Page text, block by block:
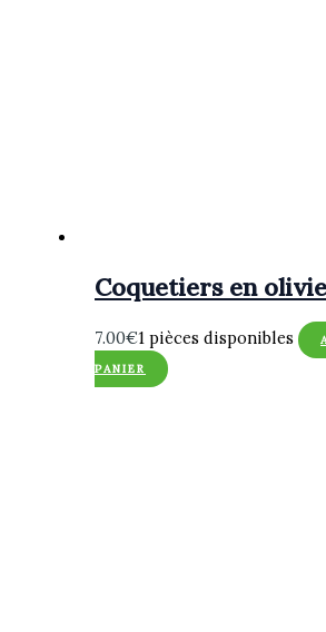
Coquetiers en
7.00€1 pièces disponibles
PANIER